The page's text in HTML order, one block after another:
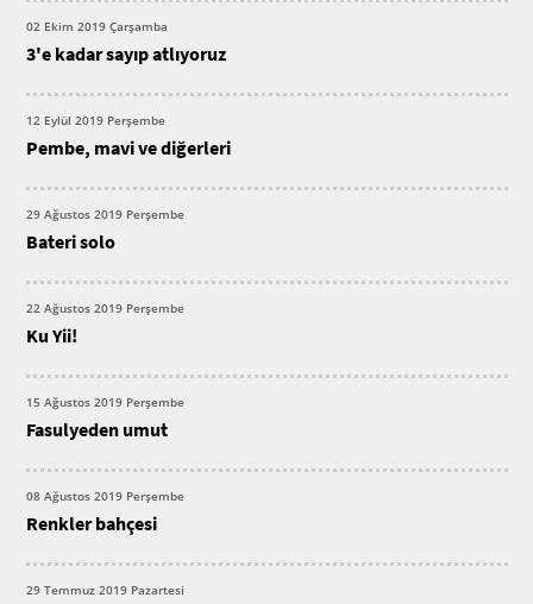
02 Ekim 2019 Çarşamba
3'e kadar sayıp atlıyoruz
12 Eylül 2019 Perşembe
Pembe, mavi ve diğerleri
29 Ağustos 2019 Perşembe
Bateri solo
22 Ağustos 2019 Perşembe
Ku Yii!
15 Ağustos 2019 Perşembe
Fasulyeden umut
08 Ağustos 2019 Perşembe
Renkler bahçesi
29 Temmuz 2019 Pazartesi